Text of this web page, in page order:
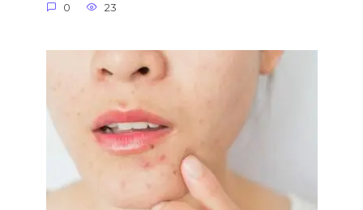
0 23